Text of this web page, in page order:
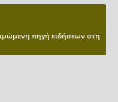
πηγή ειδήσεων στη